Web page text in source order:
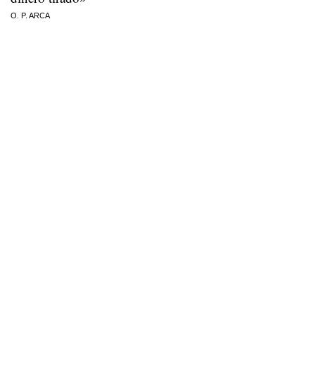
O. P. ARCA